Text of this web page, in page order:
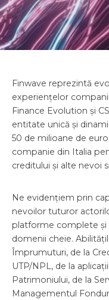
Finwave reprezintă
experiențelor
Finance Evolution și
entitate unică și
50 de milioane de
companie din Italia
creditului și alte nevoi
Ne evidențiem prin
nevoilor tuturor
platforme complete și
domenii cheie.
Împrumuturi, de la
UTP/NPL, de la
Patrimoniului, de la
Managementul